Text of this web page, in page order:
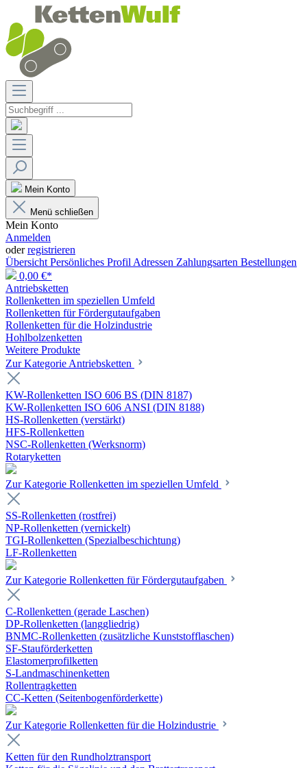
Mein Konto
Menü schließen
Mein Konto
Anmelden
oderregistrieren
Übersicht Persönliches Profil Adressen Zahlungsarten Bestellungen
0,00 €*
Antriebsketten
Rollenketten im speziellen Umfeld
Rollenketten für Fördergutaufgaben
Rollenketten für die Holzindustrie
Hohlbolzenketten
Weitere Produkte
Zur Kategorie Antriebsketten
KW-Rollenketten ISO 606 BS (DIN 8187)
KW-Rollenketten ISO 606 ANSI (DIN 8188)
HS-Rollenketten (verstärkt)
HFS-Rollenketten
NSC-Rollenketten (Werksnorm)
Rotaryketten
Zur Kategorie Rollenketten im speziellen Umfeld
SS-Rollenketten (rostfrei)
NP-Rollenketten (vernickelt)
TGI-Rollenketten (Spezialbeschichtung)
LF-Rollenketten
Zur Kategorie Rollenketten für Fördergutaufgaben
C-Rollenketten (gerade Laschen)
DP-Rollenketten (langgliedrig)
BNMC-Rollenketten (zusätzliche Kunststofflaschen)
SF-Stauförderketten
Elastomerprofilketten
S-Landmaschinenketten
Rollentragketten
CC-Ketten (Seitenbogenförderkette)
Zur Kategorie Rollenketten für die Holzindustrie
Ketten für den Rundholztransport